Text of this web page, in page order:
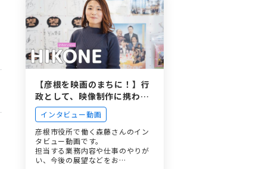
【彦根を映画のまちに！】行
政として、映像制作に携わる
フィルムコミッション室職員
のやりがいとは
インタビュー動画
彦根市役所で働く森藤さんのイン
タビュー動画です。
担当する業務内容や仕事のやりが
い、今後の展望などをお…